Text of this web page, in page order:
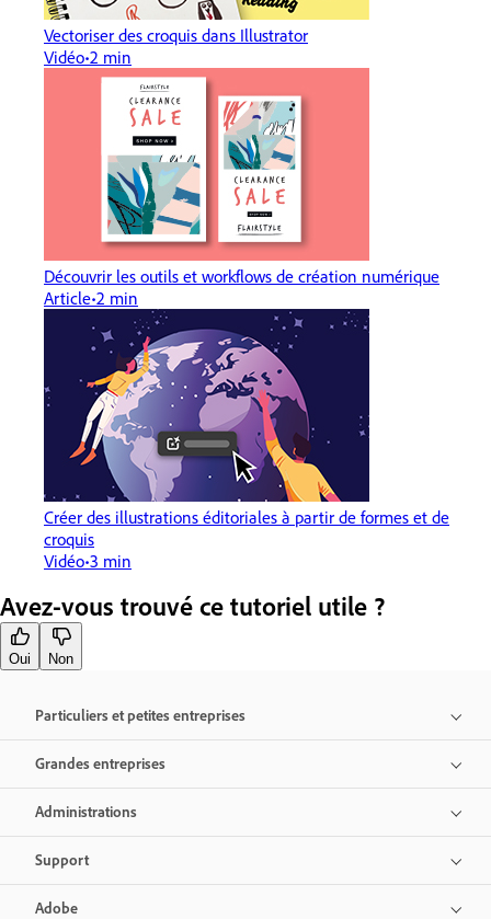
Vectoriser des croquis dans Illustrator
Vidéo 2 min
Découvrir les outils et workflows de création numérique
Article 2 min
Créer des illustrations éditoriales à partir de formes et de
croquis
Vidéo 3 min
Avez-vous trouvé ce tutoriel utile ?
Oui Non
Particuliers et petites entreprises
Grandes entreprises
Administrations
Support
Adobe